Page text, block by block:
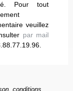
Pour tout
veuillez
par mail